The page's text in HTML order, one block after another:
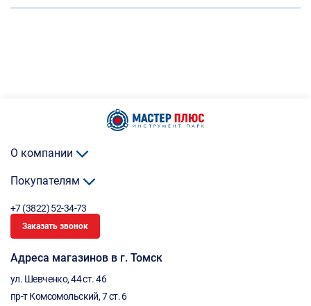
О компании
Покупателям
+7 (3822) 52-34-73
Заказать звонок
Адреса магазинов в г. Томск
ул. Шевченко, 44 ст. 46
пр-т Комсомольский, 7 ст. 6